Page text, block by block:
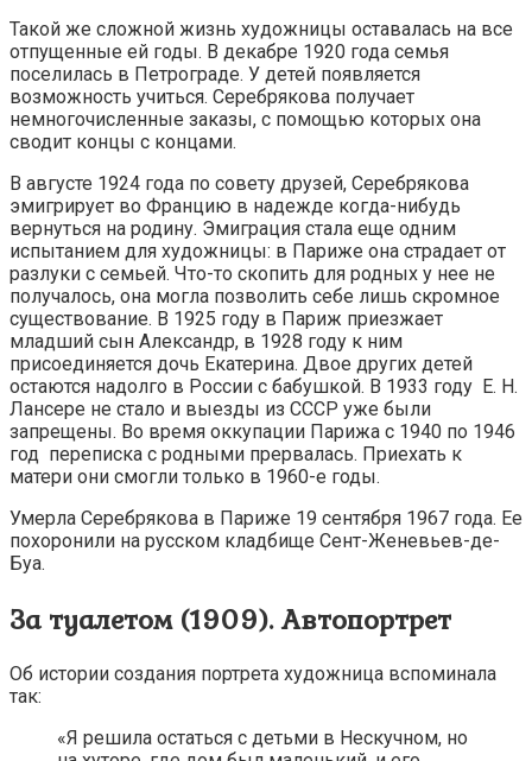
Такой же сложной жизнь художницы оставалась на все
отпущенные ей годы. В декабре 1920 года семья
поселилась в Петрограде. У детей появляется
возможность учиться. Серебрякова получает
немногочисленные заказы, с помощью которых она
сводит концы с концами.
В августе 1924 года по совету друзей, Серебрякова
эмигрирует во Францию в надежде когда-нибудь
вернуться на родину. Эмиграция стала еще одним
испытанием для художницы: в Париже она страдает от
разлуки с семьей. Что-то скопить для родных у нее не
получалось, она могла позволить себе лишь скромное
существование. В 1925 году в Париж приезжает
младший сын Александр, в 1928 году к ним
присоединяется дочь Екатерина. Двое других детей
остаются надолго в России с бабушкой. В 1933 году Е. Н.
Лансере не стало и выезды из СССР уже были
запрещены. Во время оккупации Парижа с 1940 по 1946
год переписка с родными прервалась. Приехать к
матери они смогли только в 1960-е годы.
Умерла Серебрякова в Париже 19 сентября 1967 года. Ее
похоронили на русском кладбище Сент-Женевьев-де-
Буа.
За туалетом (1909). Автопортрет
Об истории создания портрета художница вспоминала
так:
«Я решила остаться с детьми в Нескучном, но